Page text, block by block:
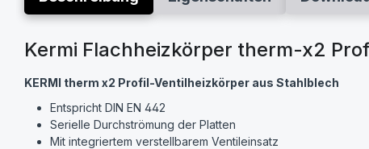
Kermi Flachheizkörper therm-x2
KERMI therm x2 Profil-Ventilheizkörper aus Stahlblech
Entspricht DIN EN 442
Serielle Durchströmung der Platten
Mit integriertem verstellbarem Ventileinsatz